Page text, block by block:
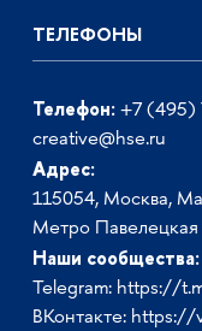
ТЕЛЕФОНЫ
Телефон: +7 (495)
creative@hse.ru
Адрес:
115054, Москва,
Метро Павелецкая
Наши сообщества:
Telegram: https://
ВКонтакте: https://